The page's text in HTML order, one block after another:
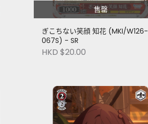
售罄
ぎこちない笑顔 知花 (MKI/W126-
067S) - SR
HKD $20.00